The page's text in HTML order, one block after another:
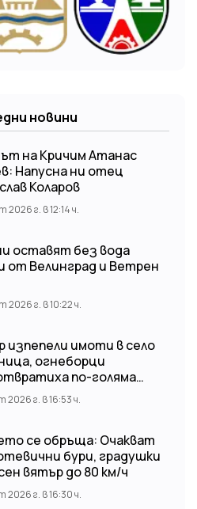
новини
на Кричим Атанас
Напусна ни отец
Коларов
2026 г. в 12:14 ч.
оставят без вода
от Велинград и Ветрен
2026 г. в 10:22 ч.
изпепели имоти в село
огнеборци
по-голяма
2026 г. в 16:53 ч.
се обръща: Очакват
бури, градушки
вятър до 80 км/ч
2026 г. в 16:30 ч.